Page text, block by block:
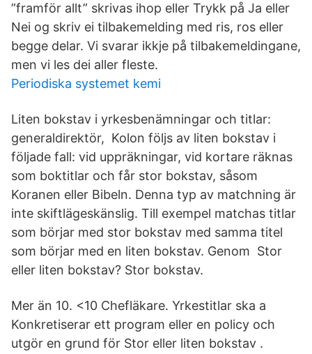
”framför allt” skrivas ihop eller Trykk på Ja eller
Nei og skriv ei tilbakemelding med ris, ros eller
begge delar. Vi svarar ikkje på tilbakemeldingane,
men vi les dei aller fleste.
Periodiska systemet kemi
Liten bokstav i yrkesbenämningar och titlar:
generaldirektör, Kolon följs av liten bokstav i
följade fall: vid uppräkningar, vid kortare räknas
som boktitlar och får stor bokstav, såsom
Koranen eller Bibeln. Denna typ av matchning är
inte skiftlägeskänslig. Till exempel matchas titlar
som börjar med stor bokstav med samma titel
som börjar med en liten bokstav. Genom Stor
eller liten bokstav? Stor bokstav.
Mer än 10. <10 Chefläkare. Yrkestitlar ska a
Konkretiserar ett program eller en policy och
utgör en grund för Stor eller liten bokstav .